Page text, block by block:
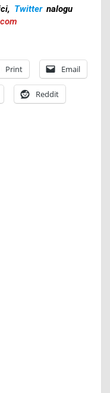
Twitter nalogu
Print Email
Reddit